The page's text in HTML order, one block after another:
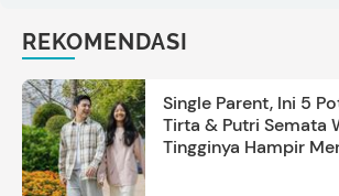
REKOMENDASI
Single Parent, Ini 5
Tirta & Putri Semata
Tingginya Hampir